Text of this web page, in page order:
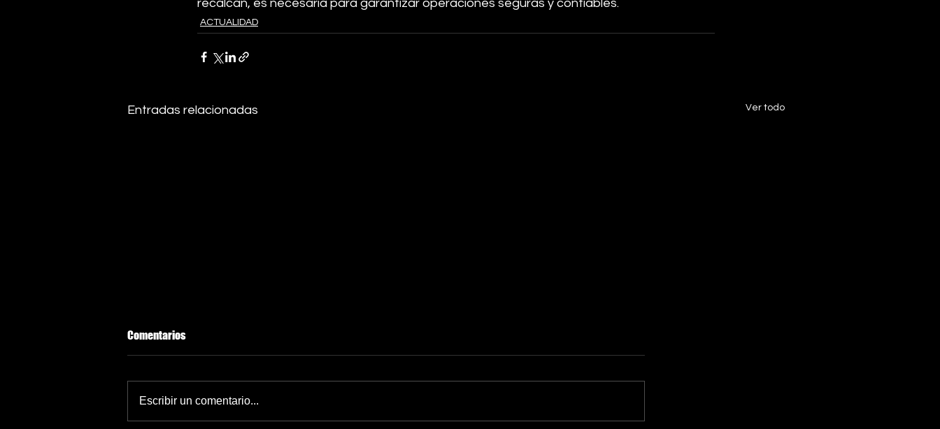
recalcan, es necesaria para garantizar operaciones seguras y confiables.
ACTUALIDAD
Entradas relacionadas Ver todo
Comentarios
Escribir un comentario...